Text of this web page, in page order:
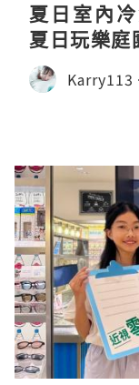
夏日室內
夏日玩樂庭
Karry113